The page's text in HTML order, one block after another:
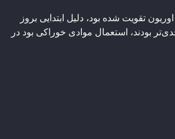
تقویت شده بود، دلیل ابتدایی بروز
بودند، استعمال موادی خوراکی‌ بود در